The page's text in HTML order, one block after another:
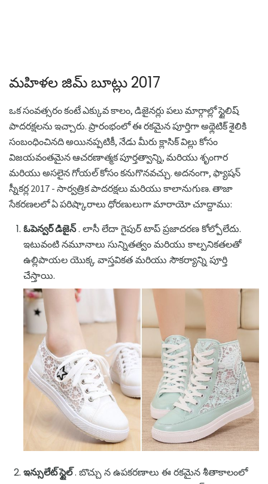
మహిళల జిమ్ బూట్లు 2017
ఒక సంవత్సరం కంటే ఎక్కువ కాలం, డిజైనర్లు పలు మార్గాల్లో స్టైలిష్
పాదరక్షలను ఇచ్చారు. ప్రారంభంలో ఈ రకమైన పూర్తిగా అథ్లెటిక్ శైలికి
సంబంధించినది అయినప్పటికీ, నేడు మీరు క్లాసిక్ విల్లు కోసం
విజయవంతమైన ఆచరణాత్మక పూర్తత్వాన్ని, మరియు శృంగార
మరియు అసలైన గోయల్ కోసం కనుగొనవచ్చు. అదనంగా, ఫ్యాషన్
స్నీకర్ల 2017 - సార్వత్రిక పాదరక్షలు మరియు కాలానుగుణ. తాజా
సేకరణలలో ఏ పరిష్కారాలు ధోరణులుగా మారాయో చూద్దాము:
ఓపెన్వర్ డిజైన్. లాసీ లేదా గైపుర్ టాప్ ప్రజాదరణ కోల్పోలేదు.
ఇటువంటి నమూనాలు సున్నితత్వం మరియు కాల్పనికతలతో
ఉల్లిపాయల యొక్క వాస్తవికత మరియు సౌకర్యాన్ని పూర్తి
చేస్తాయి.
ఇన్సులేట్ స్టైల్. బొచ్చు న ఉపకరణాలు ఈ రకమైన శీతాకాలంలో